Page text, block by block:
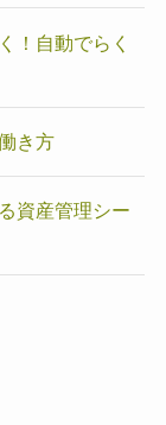
！自動でらく
き方
資産管理シー